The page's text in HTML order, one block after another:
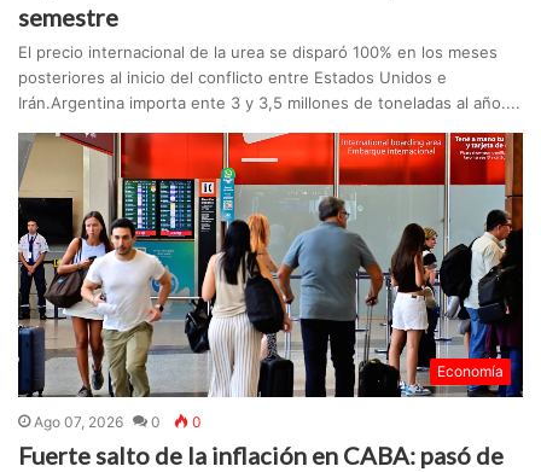
semestre
El precio internacional de la urea se disparó 100% en los meses
posteriores al inicio del conflicto entre Estados Unidos e
Irán.Argentina importa ente 3 y 3,5 millones de toneladas al año....
Economía
Ago 07, 2026 0 0
Fuerte salto de la inflación en CABA: pasó de